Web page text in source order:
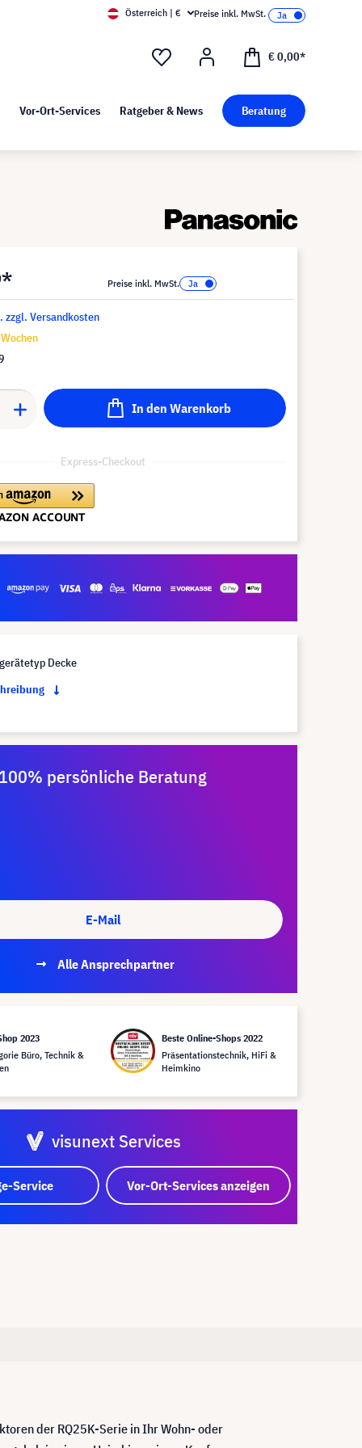
Kunst bei visunext
Österreich | € Preise inkl. MwSt.
€ 0,00*
Vor-Ort-Services Ratgeber & News Beratung
Preise inkl. MwSt.
zzgl. Versandkosten
In den Warenkorb
Express-Checkout
Decke
100% persönliche Beratung
E-Mail
Alle Ansprechpartner
2023
Büro, Technik &
Beste Online-Shops 2022
Präsentationstechnik, HiFi &
Heimkino
visunext Services
Service Vor-Ort-Services anzeigen
der RQ25K-Serie in Ihr Wohn- oder